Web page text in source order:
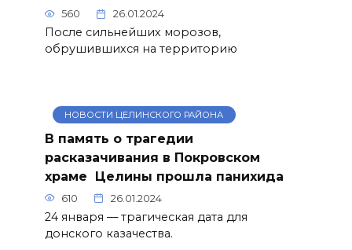
560 26.01.2024
После сильнейших морозов,
обрушившихся на территорию
НОВОСТИ ЦЕЛИНСКОГО РАЙОНА
В память о трагедии
расказачивания в Покровском
храме Целины прошла панихида
610 26.01.2024
24 января — трагическая дата для
донского казачества.